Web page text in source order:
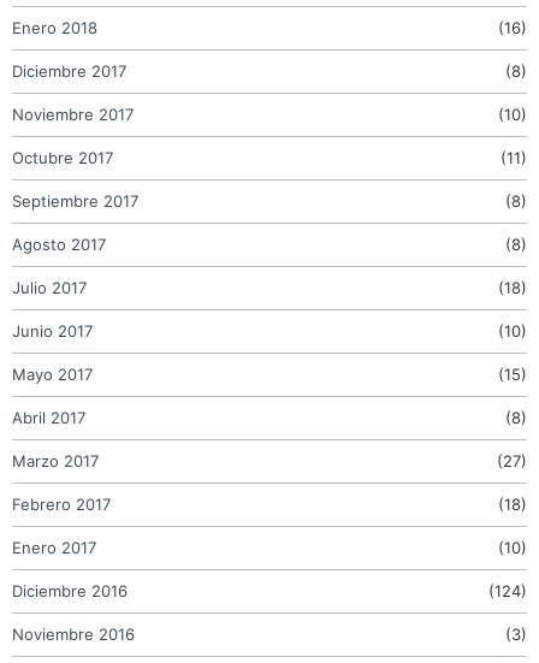
Enero 2018 (16)
Diciembre 2017 (8)
Noviembre 2017 (10)
Octubre 2017 (11)
Septiembre 2017 (8)
Agosto 2017 (8)
Julio 2017 (18)
Junio 2017 (10)
Mayo 2017 (15)
Abril 2017 (8)
Marzo 2017 (27)
Febrero 2017 (18)
Enero 2017 (10)
Diciembre 2016 (124)
Noviembre 2016 (3)